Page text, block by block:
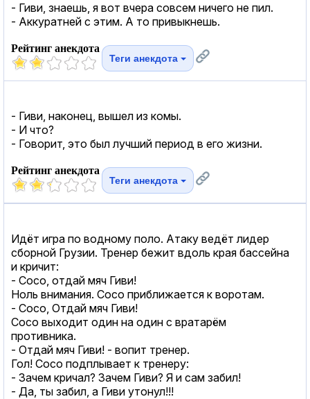
- Гиви, знаешь, я вот вчера совсем ничего не пил.
- Аккуратней с этим. А то привыкнешь.
Рейтинг анекдота
Теги анекдота
- Гиви, наконец, вышел из комы.
- И что?
- Говорит, это был лучший период в его жизни.
Рейтинг анекдота
Теги анекдота
Идёт игра по водному поло. Атаку ведёт лидер
сборной Грузии. Тренер бежит вдоль края бассейна
и кричит:
- Сосо, отдай мяч Гиви!
Ноль внимания. Сосо приближается к воротам.
- Сосо, Отдай мяч Гиви!
Сосо выходит один на один с вратарём
противника.
- Отдай мяч Гиви! - вопит тренер.
Гол! Сосо подплывает к тренеру:
- Зачем кричал? Зачем Гиви? Я и сам забил!
- Да, ты забил, а Гиви утонул!!!